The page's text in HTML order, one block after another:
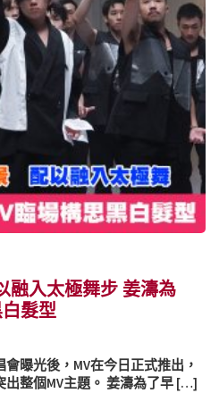
入太極舞步 姜濤為
髮型
曝光後，MV在今日正式推出，
整個MV主題。 姜濤為了早 […]